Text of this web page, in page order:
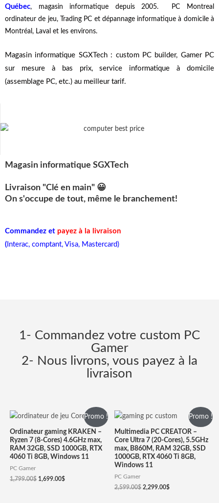
Québec, magasin informatique depuis 2005. PC Montreal
ordinateur de jeu, Trading PC et dépannage informatique à domicile à
Montréal, Laval et les environs.
Magasin informatique SGXTech : custom PC builder, Gamer PC
sur mesure à bas prix, service informatique à domicile
(assemblage PC, etc.) au meilleur tarif.
Magasin informatique SGXTech
Livraison "Clé en main" 😀
On s'occupe de tout, même le branchement!
Commandez et payez à la livraison
( Interac, comptant, Visa, Mastercard)
1- Commandez votre custom PC
Gamer
2- Nous livrons, vous payez à la
livraison
Promo !
Ordinateur gaming KRAKEN –
Ryzen 7 (8-Cores) 4.6GHz max,
RAM 32GB, SSD 1000GB, RTX
4060 Ti 8GB, Windows 11
PC Gamer
1,799.00$ 1,699.00$
Promo !
Multimedia PC CREATOR –
Core Ultra 7 (20-Cores), 5.5GHz
max, B860M, RAM 32GB, SSD
1000GB, RTX 4060 Ti 8GB,
Windows 11
PC Gamer
2,599.00$ 2,299.00$